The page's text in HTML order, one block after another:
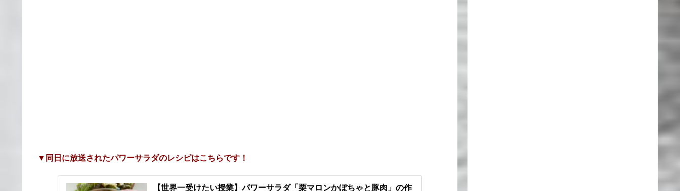
▼同日に放送されたパワーサラダのレシピはこちらです！
【世界一受けたい授業】パワーサラダ「栗マロンかぼちゃと豚肉」の作